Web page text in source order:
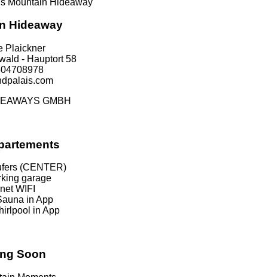
Hideaway
Plaickner
- Hauptort 58
GMBH
(CENTER)
garage
WIFI
in App
in App
Soon